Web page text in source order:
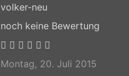
volker-neu
noch keine Bewertung
Montag, 20. Juli 2015